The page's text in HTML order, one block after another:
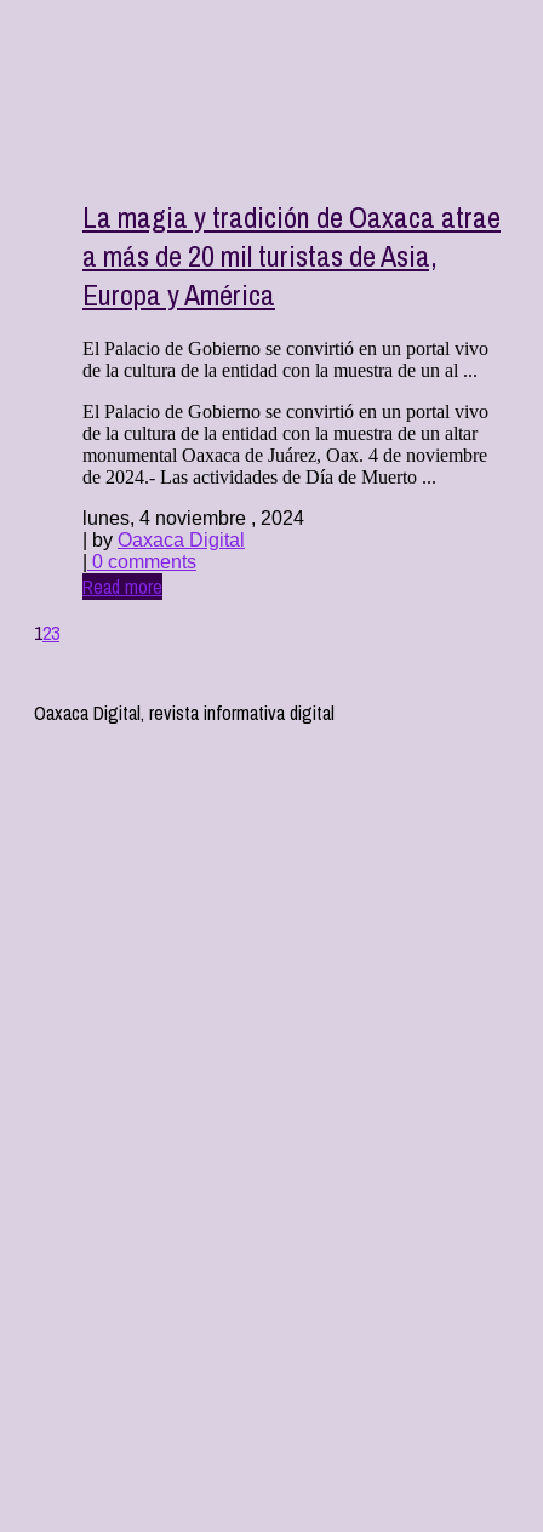
La magia y tradición de Oaxaca atrae
a más de 20 mil turistas de Asia,
Europa y América
El Palacio de Gobierno se convirtió en un portal vivo
de la cultura de la entidad con la muestra de un al ...
El Palacio de Gobierno se convirtió en un portal vivo
de la cultura de la entidad con la muestra de un altar
monumental Oaxaca de Juárez, Oax. 4 de noviembre
de 2024.- Las actividades de Día de Muerto ...
lunes, 4 noviembre , 2024
| by Oaxaca Digital
0 comments
Read more
123
Oaxaca Digital, revista informativa digital